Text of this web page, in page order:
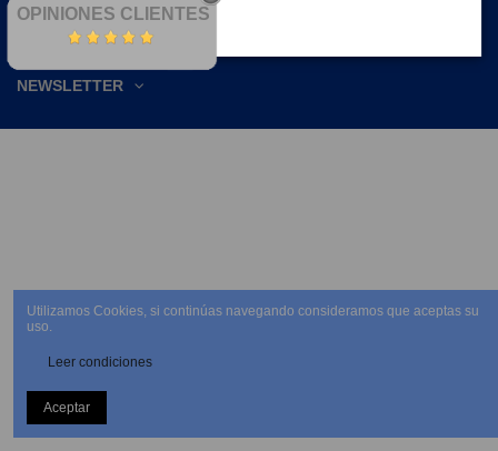
OPINIONES CLIENTES
NEWSLETTER
Utilizamos Cookies, si continúas navegando consideramos que aceptas su
uso.
Leer condiciones
Aceptar